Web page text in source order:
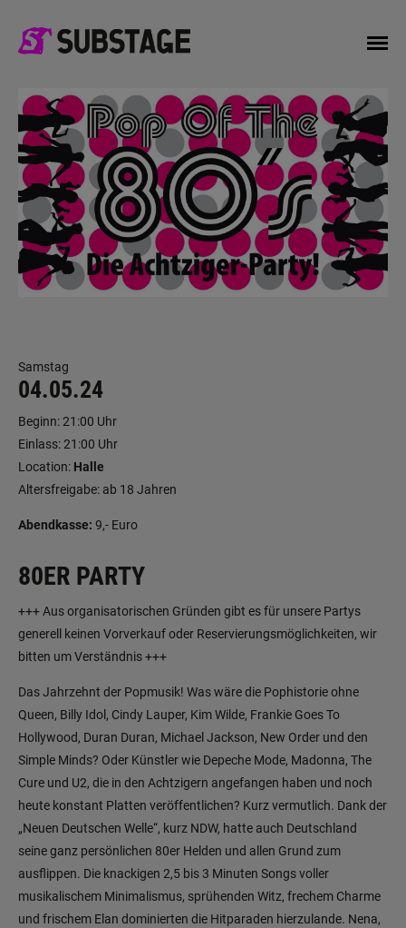
Samstag
04.05.24
Beginn: 21:00 Uhr
Einlass: 21:00 Uhr
Location: Halle
Altersfreigabe: ab 18 Jahren
Abendkasse: 9,- Euro
80ER PARTY
+++ Aus organisatorischen Gründen gibt es für unsere Partys
generell keinen Vorverkauf oder Reservierungsmöglichkeiten, wir
bitten um Verständnis +++
Das Jahrzehnt der Popmusik! Was wäre die Pophistorie ohne
Queen, Billy Idol, Cindy Lauper, Kim Wilde, Frankie Goes To
Hollywood, Duran Duran, Michael Jackson, New Order und den
Simple Minds? Oder Künstler wie Depeche Mode, Madonna, The
Cure und U2, die in den Achtzigern angefangen haben und noch
heute konstant Platten veröffentlichen? Kurz vermutlich. Dank der
„Neuen Deutschen Welle“, kurz NDW, hatte auch Deutschland
seine ganz persönlichen 80er Helden und allen Grund zum
ausflippen. Die knackigen 2,5 bis 3 Minuten Songs voller
musikalischem Minimalismus, sprühenden Witz, frechem Charme
und frischem Elan dominierten die Hitparaden hierzulande. Nena,